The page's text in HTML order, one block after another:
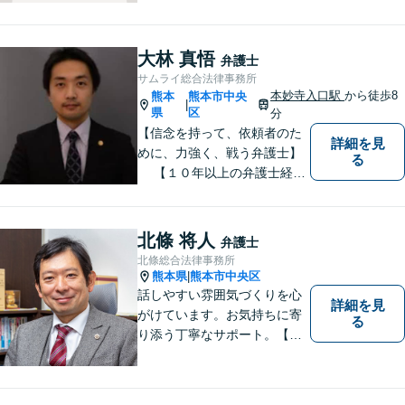
そう地域に法的サービスを提
供してまいります。お気軽に
ご相談を！
大林 真悟 弁護士
サムライ総合法律事務所
熊本
県
|
熊本市中央
区
本妙寺入口駅から徒歩8
分
【信念を持って、依頼者のた
めに、力強く、戦う弁護士】
【１０年以上の弁護士経
等の男女トラブル、③顧問弁
護の３つの分野に力を注ぐ弁
護士】
詳細を見
る
北條 将人 弁護士
北條総合法律事務所
熊本県|熊本市中央区
話しやすい雰囲気づくりを心
がけています。お気持ちに寄
り添う丁寧なサポート。【借
用】証拠集めから手厚くサポ
詳細を見
る